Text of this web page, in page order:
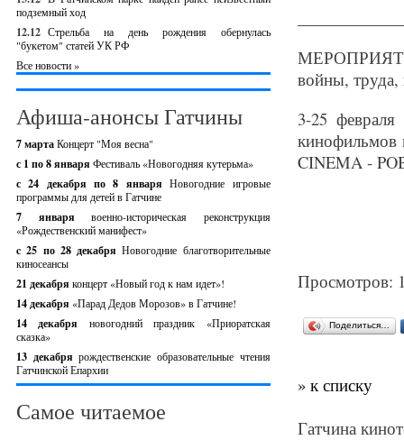
подземный ход
12.12 Стрельба на день рождения обернулась
"букетом" статей УК РФ
Все новости »
Афиша-анонсы Гатчины
7 мартаКонцерт "Моя весна"
с 1 по 8 января Фестиваль «Новогодняя кутерьма»
с 24 декабря по 8 январяНовогодние игровые
программы для детей в Гатчине
7 январявоенно-историческая реконструкция
«Рождественский манифест»
c 25 по 28 декабряНовогодние благотворительные
киносеансы
21 декабря концерт «Новый год к нам идет»!
14 декабря «Парад Дедов Морозов» в Гатчине!
14 декабря новогодний праздник «Приоратская
сказка»
13 декабрярождественские образовательные чтения
Гатчинской Епархии
Самое читаемое
войны, труда,
3-25 февраля
кинофильмов
CINEMA -
Просмотров:
Поделиться…
» к списку
Гатчина